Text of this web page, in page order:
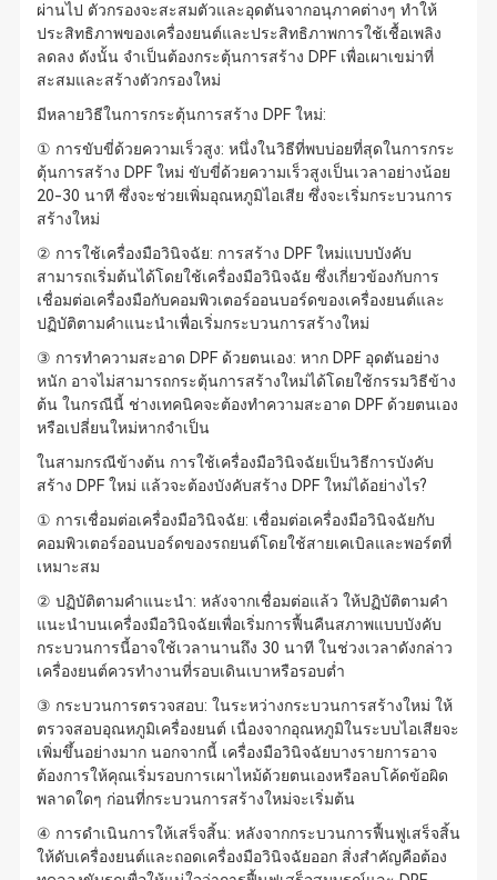
ผ่านไป ตัวกรองจะสะสมตัวและอุดตันจากอนุภาคต่างๆ ทำให้
ประสิทธิภาพของเครื่องยนต์และประสิทธิภาพการใช้เชื้อเพลิง
ลดลง ดังนั้น จำเป็นต้องกระตุ้นการสร้าง DPF เพื่อเผาเขม่าที่
สะสมและสร้างตัวกรองใหม่
มีหลายวิธีในการกระตุ้นการสร้าง DPF ใหม่:
① การขับขี่ด้วยความเร็วสูง: หนึ่งในวิธีที่พบบ่อยที่สุดในการกระ
ตุ้นการสร้าง DPF ใหม่ ขับขี่ด้วยความเร็วสูงเป็นเวลาอย่างน้อย
20-30 นาที ซึ่งจะช่วยเพิ่มอุณหภูมิไอเสีย ซึ่งจะเริ่มกระบวนการ
สร้างใหม่
② การใช้เครื่องมือวินิจฉัย: การสร้าง DPF ใหม่แบบบังคับ
สามารถเริ่มต้นได้โดยใช้เครื่องมือวินิจฉัย ซึ่งเกี่ยวข้องกับการ
เชื่อมต่อเครื่องมือกับคอมพิวเตอร์ออนบอร์ดของเครื่องยนต์และ
ปฏิบัติตามคำแนะนำเพื่อเริ่มกระบวนการสร้างใหม่
③ การทำความสะอาด DPF ด้วยตนเอง: หาก DPF อุดตันอย่าง
หนัก อาจไม่สามารถกระตุ้นการสร้างใหม่ได้โดยใช้กรรมวิธีข้าง
ต้น ในกรณีนี้ ช่างเทคนิคจะต้องทำความสะอาด DPF ด้วยตนเอง
หรือเปลี่ยนใหม่หากจำเป็น
ในสามกรณีข้างต้น การใช้เครื่องมือวินิจฉัยเป็นวิธีการบังคับ
สร้าง DPF ใหม่ แล้วจะต้องบังคับสร้าง DPF ใหม่ได้อย่างไร?
① การเชื่อมต่อเครื่องมือวินิจฉัย: เชื่อมต่อเครื่องมือวินิจฉัยกับ
คอมพิวเตอร์ออนบอร์ดของรถยนต์โดยใช้สายเคเบิลและพอร์ตที่
เหมาะสม
② ปฏิบัติตามคำแนะนำ: หลังจากเชื่อมต่อแล้ว ให้ปฏิบัติตามคำ
แนะนำบนเครื่องมือวินิจฉัยเพื่อเริ่มการฟื้นคืนสภาพแบบบังคับ
กระบวนการนี้อาจใช้เวลานานถึง 30 นาที ในช่วงเวลาดังกล่าว
เครื่องยนต์ควรทำงานที่รอบเดินเบาหรือรอบต่ำ
③ กระบวนการตรวจสอบ: ในระหว่างกระบวนการสร้างใหม่ ให้
ตรวจสอบอุณหภูมิเครื่องยนต์ เนื่องจากอุณหภูมิในระบบไอเสียจะ
เพิ่มขึ้นอย่างมาก นอกจากนี้ เครื่องมือวินิจฉัยบางรายการอาจ
ต้องการให้คุณเริ่มรอบการเผาไหม้ด้วยตนเองหรือลบโค้ดข้อผิด
พลาดใดๆ ก่อนที่กระบวนการสร้างใหม่จะเริ่มต้น
④ การดำเนินการให้เสร็จสิ้น: หลังจากกระบวนการฟื้นฟูเสร็จสิ้น
ให้ดับเครื่องยนต์และถอดเครื่องมือวินิจฉัยออก สิ่งสำคัญคือต้อง